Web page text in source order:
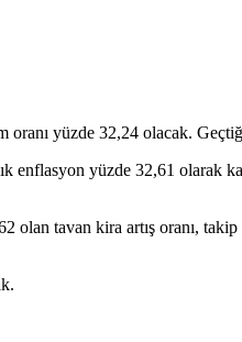
yüzde 32,24 olacak.
yüzde 32,61 olarak
olan tavan kira artış oranı,